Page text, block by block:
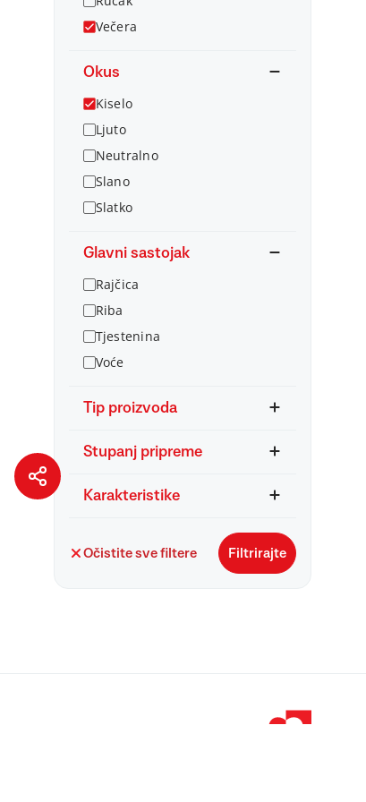
Večera
Okus
Kiselo
Ljuto
Neutralno
Slano
Slatko
Glavni sastojak
Rajčica
Riba
Tjestenina
Voće
Tip proizvoda
Stupanj pripreme
Karakteristike
Očistite sve filtere Filtrirajte